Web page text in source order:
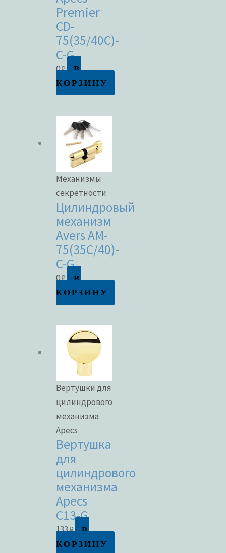
Premier
CD-
75(35/40C)-
C-G
0₽
В
КОРЗИНУ
Механизмы
секретности
Цилиндровый
механизм
Avers AM-
75(35C/40)-
C-G
0₽
В
КОРЗИНУ
Вертушки для
цилиндрового
механизма
Apecs
Вертушка
для
цилиндрового
механизма
Apecs
C13-G
133₽
В
КОРЗИНУ